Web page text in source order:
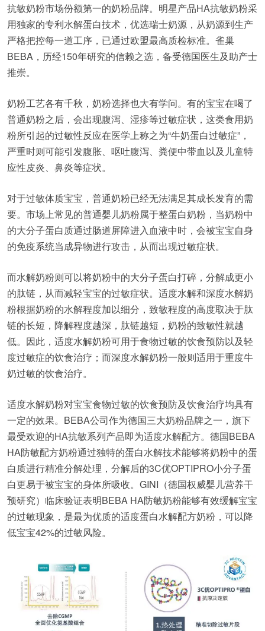
抗敏奶粉市场份额第一的奶粉品牌。明星产品HA抗敏奶粉采
用独家的专利水解蛋白技术，优选瑞士奶源，从奶源到生产
严格把控每一道工序，已通过欧盟最高质检标准。雀巢
BEBA，历经150年研究的信赖之选，备受德国医生及助产士
推崇。
奶粉工艺各有千秋，奶粉选择也大有学问。有的宝宝在喝了
普通奶粉之后，会出现腹泻、湿疹等过敏症状，这类食用奶
粉所引起的过敏性反应在医学上称之为“牛奶蛋白过敏症”，
严重时则可能引发腹胀、呕吐腹泻、粪便中带血以及儿童特
应性皮炎、鼻炎等症状。
对于过敏体质宝宝，普通奶粉已经无法满足其成长发育的需
要。市场上常见的普通婴儿奶粉属于整蛋白奶粉，当奶粉中
的大分子蛋白质通过肠道屏障进入血液中时，会被宝宝自身
的免疫系统当成异物进行攻击，从而出现过敏症状。
而水解奶粉则可以将奶粉中的大分子蛋白打碎，分解成更小
的肽链，从而减轻宝宝的过敏症状。适度水解和深度水解奶
粉根据奶粉的水解程度加以细分，致敏程度的高度取决于肽
链的长短，降解程度越深，肽链越短，奶粉的致敏性就越
低。因此，适度水解奶粉可用于食物过敏的饮食预防以及轻
度过敏症的饮食治疗；而深度水解奶粉一般则适用于重度牛
奶过敏的饮食治疗。
适度水解奶粉对宝宝食物过敏的饮食预防及饮食治疗均具有
一定的效果。BEBA公司作为德国三大奶粉品牌之一，旗下
最受欢迎的HA抗敏系列产品即为适度水解配方。德国BEBA
HA防敏配方奶粉通过独特的蛋白水解技术能够将奶粉中的蛋
白质进行精准分解处理，分解后的3C优OPTIPRO小分子蛋
白更易于被宝宝的身体所吸收。GINI（德国权威婴儿营养干
预研究）临床验证表明BEBA HA防敏奶粉能够有效缓解宝宝
的过敏现象，是最为优质的适度蛋白水解配方奶粉，可以降
低宝宝42%的过敏风险。